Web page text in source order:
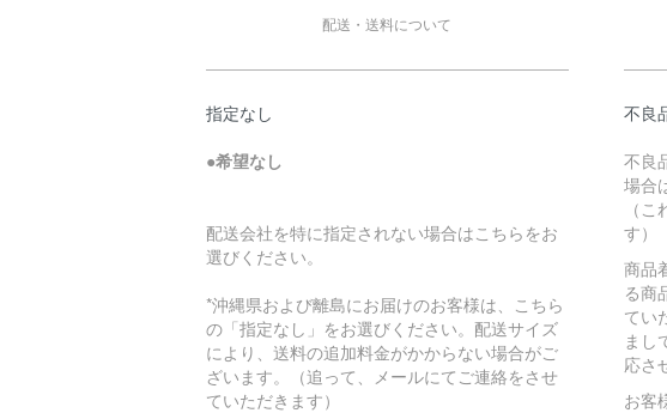
配送・送料について
指定なし
●希望なし
配送会社を特に指定されない場合はこちらをお
選びください。
*沖縄県および離島にお届けのお客様は、こちら
の「指定なし」をお選びください。配送サイズ
により、送料の追加料金がかからない場合がご
ざいます。（追って、メールにてご連絡をさせ
ていただきます）
不良
不良
場合
（
す）
商品
る商
てい
まし
応さ
お客